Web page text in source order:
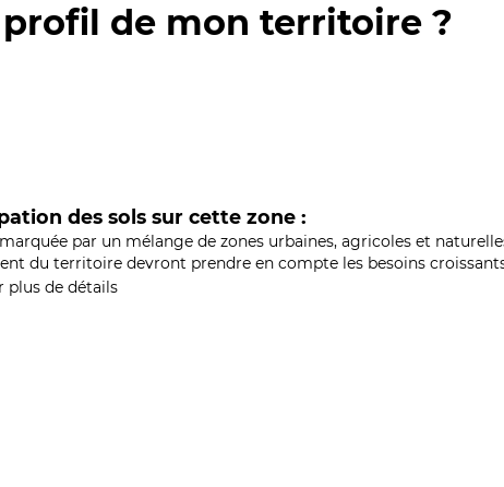
de mon territoire ?
des sols sur cette zone :
par un mélange de zones urbaines, agricoles et
du territoire devront prendre en compte les besoins
plus de détails